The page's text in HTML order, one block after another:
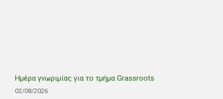
Ημέρα γνωριμίας για το τμήμα Grassroots
02/08/2026